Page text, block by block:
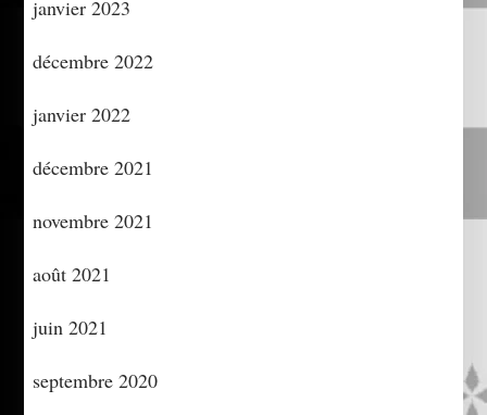
janvier 2023
décembre 2022
janvier 2022
décembre 2021
novembre 2021
août 2021
juin 2021
septembre 2020